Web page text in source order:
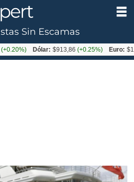
Sin Escamas
Dólar: $913,86(+0.25%) Euro: